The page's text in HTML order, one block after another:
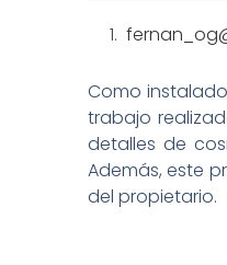
Como
trabajo
detalles de
Además, este
del propietario.